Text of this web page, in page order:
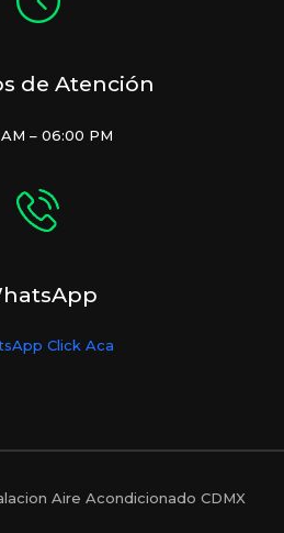
de Atención
– 06:00 PM
Click Aca
Aire Acondicionado CDMX